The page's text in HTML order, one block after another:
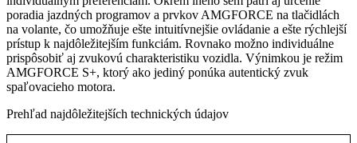
poradia jazdných programov a prvkov AMGFORCE na tlačidlách
na volante, čo umožňuje ešte intuitívnejšie ovládanie a ešte rýchlejší
prístup k najdôležitejším funkciám. Rovnako možno individuálne
prispôsobiť aj zvukovú charakteristiku vozidla. Výnimkou je režim
AMGFORCE S+, ktorý ako jediný ponúka autentický zvuk
spaľovacieho motora.
Prehľad najdôležitejších technických údajov